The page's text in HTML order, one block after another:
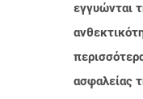
εγγυώνται
ασφαλείας